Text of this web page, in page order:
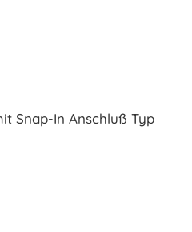
Snap-In Anschluß Typ